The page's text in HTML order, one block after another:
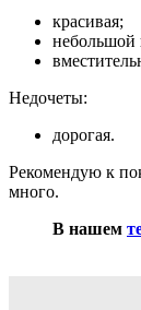
красивая;
Недочеты:
дорогая.
Рекомендую к
много.
В нашем